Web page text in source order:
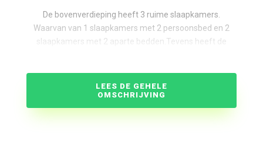
De bovenverdieping heeft 3 ruime slaapkamers.
Waarvan van 1 slaapkamers met 2 persoonsbed en 2
slaapkamers met 2 aparte bedden.Tevens heeft de
eigen aanlegsteiger voor minmaal 1 boot.
LEES DE GEHELE
OMSCHRIJVING